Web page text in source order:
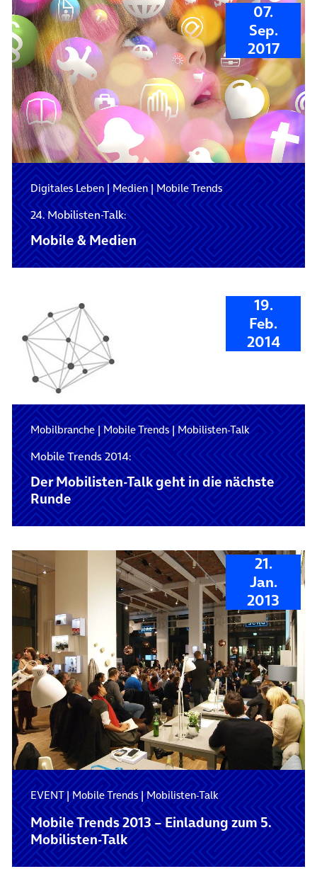
07.
Sep.
2017
Digitales Leben|Medien|Mobile Trends
24. Mobilisten-Talk:
Mobile & Medien
19.
Feb.
2014
Mobilbranche|Mobile Trends|Mobilisten-Talk
Mobile Trends 2014:
Der Mobilisten-Talk geht in die nächste
Runde
21.
Jan.
2013
EVENT|Mobile Trends|Mobilisten-Talk
Mobile Trends 2013 – Einladung zum 5.
Mobilisten-Talk